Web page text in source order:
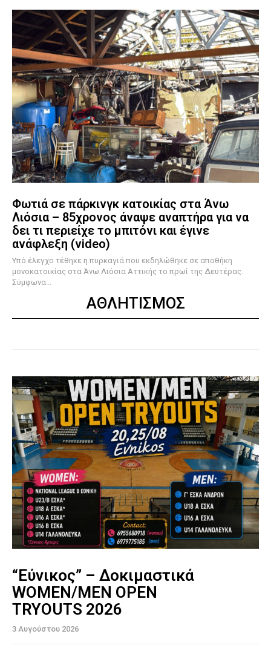
Φωτιά σε πάρκινγκ κατοικίας στα Άνω
Λιόσια – 85χρονος άναψε αναπτήρα για να
δει τι περιείχε το μπιτόνι και έγινε
ανάφλεξη (video)
Υπό έλεγχο τέθηκε η πυρκαγιά που εκδηλώθηκε σε αποθήκη
μονοκατοικίας στα Άνω Λιόσια Αττικής το πρωί της Δευτέρας.
Σύμφωνα...
ΑΘΛΗΤΙΣΜΟΣ
“Εύνικος” – Δοκιμαστικά
WOMEN/MEN OPEN
TRYOUTS 2026
3 Αυγούστου 2026